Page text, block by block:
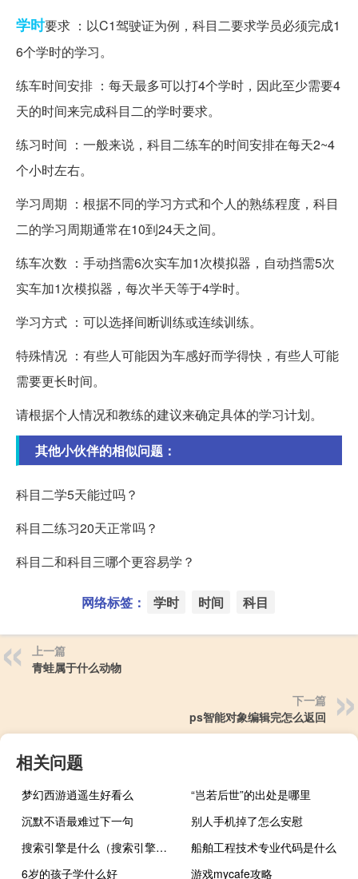
学时要求 ：以C1驾驶证为例，科目二要求学员必须完成1
6个学时的学习。
练车时间安排 ：每天最多可以打4个学时，因此至少需要4
天的时间来完成科目二的学时要求。
练习时间 ：一般来说，科目二练车的时间安排在每天2~4
个小时左右。
学习周期 ：根据不同的学习方式和个人的熟练程度，科目
二的学习周期通常在10到24天之间。
练车次数 ：手动挡需6次实车加1次模拟器，自动挡需5次
实车加1次模拟器，每次半天等于4学时。
学习方式 ：可以选择间断训练或连续训练。
特殊情况 ：有些人可能因为车感好而学得快，有些人可能
需要更长时间。
请根据个人情况和教练的建议来确定具体的学习计划。
其他小伙伴的相似问题：
科目二学5天能过吗？
科目二练习20天正常吗？
科目二和科目三哪个更容易学？
网络标签： 学时 时间 科目
上一篇
青蛙属于什么动物
下一篇
ps智能对象编辑完怎么返回
相关问题
梦幻西游逍遥生好看么
“岂若后世”的出处是哪里
沉默不语最难过下一句
别人手机掉了怎么安慰
搜索引擎是什么（搜索引擎是什么）
船舶工程技术专业代码是什么
6岁的孩子学什么好
游戏mycafe攻略